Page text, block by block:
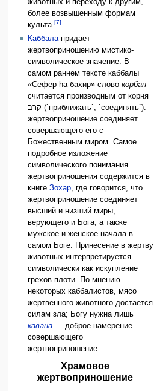
животных и переходу к другим,
более возвышенным формам
культа.[7]
Каббалапридает
жертвоприношению мистико-
символическое значение. В
самом раннем тексте каббалы
«Сефер hа-бахир» слово корбан
считается производным от корня
קרב (`приближать`, `соединять`):
жертвоприношение соединяет
совершающего его с
Божественным миром. Самое
подробное изложение
символического понимания
жертвоприношения содержится в
книге Зохар, где говорится, что
жертвоприношение соединяет
высший и низший миры,
верующего и Бога, а также
мужское и женское начала в
самом Боге. Принесение в жертву
животных интерпретируется
символически как искупление
грехов плоти. По мнению
некоторых каббалистов, мясо
жертвенного животного достается
силам зла; Богу нужна лишь
кавана— доброе намерение
совершающего
жертвоприношение.
Храмовое
жертвоприношение